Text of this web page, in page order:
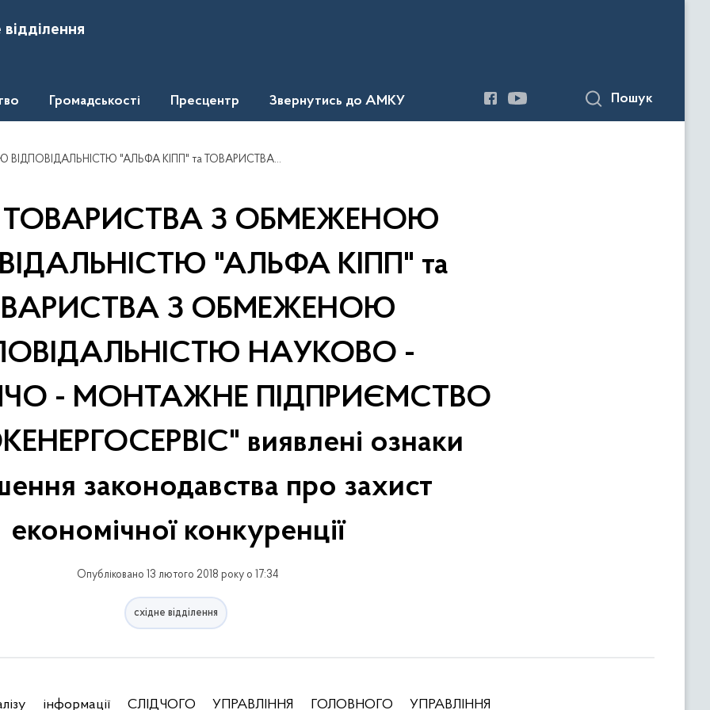
Громадськості Пресцентр Звернутись до АМКУ Пошук
НАУКОВО - ВИРОБНИЧО - МОНТАЖНЕ ПІДПРИЄМСТВО "ЗВ'ЯЗОКЕНЕРГОСЕРВІС" виявлені ознаки порушення законодавства про захист економічної конкуренції
ТОВАРИСТВА З ОБМЕЖЕНОЮ
"АЛЬФА КІПП" та
З ОБМЕЖЕНОЮ
НАУКОВО -
- МОНТАЖНЕ ПІДПРИЄМСТВО
виявлені ознаки
законодавства про захист
економічної конкуренції
Опубліковано 13 лютого 2018 року о 17:34
східне відділення
інформації СЛІДЧОГО УПРАВЛІННЯ ГОЛОВНОГО УПРАВЛІННЯ